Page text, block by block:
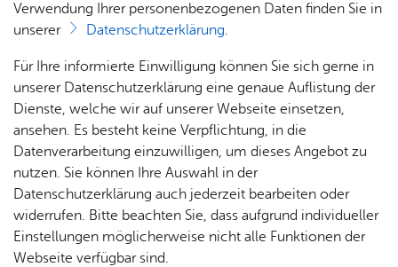
Rat­
haus &
Bür­
ger­
ser­vice
Rat­
häu­ser
& Orts­
ver­
wal­
Nach­
rich­
ten,
Vi­de­os
& Bil­
der
Me­di­
en­in­
for­ma­
tio­nen
Jobs
Stel­
len­an­
ge­bo­te
Aus­bil­
dung &
Stu­di­
um
Bauen
& Um­
welt
Geo­
da­ten
& 3D-
Stadt­
Ge­
sund­
heit &
kum
Ärzte &
Apo­
Ge­wer­be­ab­mel­dung (Datei
nicht bar­rie­re­frei)
Gewerbeabmeldung (Datei nicht barrierefrei)
Dienst­leis­tun­gen & Zu­stän­dig­keit
Ge­wer­be ab­mel­den
Verwendung Ihrer personenbezogenen Daten finden Sie in
unserer
Datenschutzerklärung.
Für Ihre informierte Einwilligung können Sie sich gerne in
unserer Datenschutzerklärung eine genaue Auflistung der
Dienste, welche wir auf unserer Webseite einsetzen,
ansehen. Es besteht keine Verpflichtung, in die
Datenverarbeitung einzuwilligen, um dieses Angebot zu
nutzen. Sie können Ihre Auswahl in der
Datenschutzerklärung auch jederzeit bearbeiten oder
widerrufen. Bitte beachten Sie, dass aufgrund individueller
Einstellungen möglicherweise nicht alle Funktionen der
Webseite verfügbar sind.